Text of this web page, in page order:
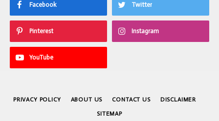
Facebook Twitter
Pinterest Instagram
YouTube
PRIVACY POLICY ABOUT US CONTACT US DISCLAIMER
SITEMAP